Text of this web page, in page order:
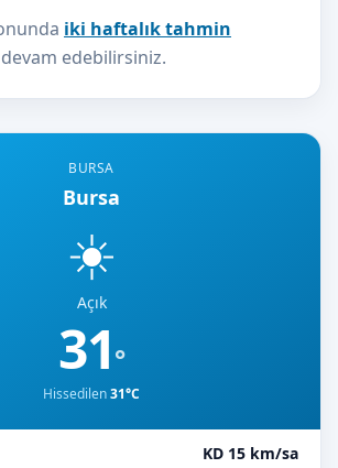
BURSA
Bursa
☀️
Açık
31°
Hissedilen31°C
KD 15 km/sa
iki haftalık tahmin
edebilirsiniz.